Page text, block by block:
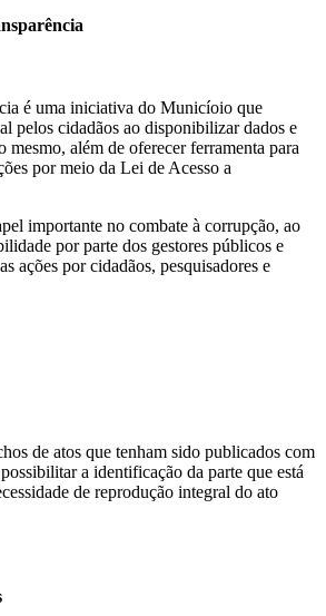
é uma iniciativa do Municíoio que
pelos cidadãos ao disponibilizar dados e
mesmo, além de oferecer ferramenta para
por meio da Lei de Acesso a
importante no combate à corrupção, ao
por parte dos gestores públicos e
ações por cidadãos, pesquisadores e
de atos que tenham sido publicados com
a identificação da parte que está
de reprodução integral do ato